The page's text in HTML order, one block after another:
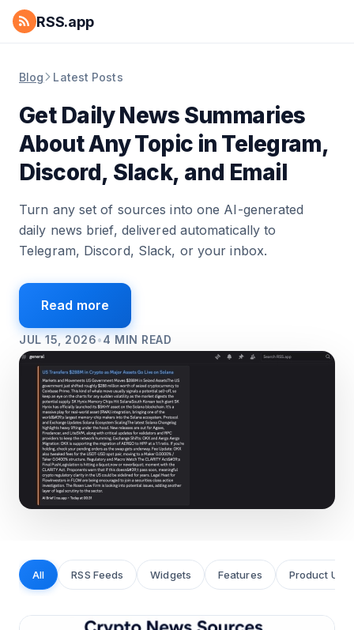
RSS.app
Blog Latest Posts
Get Daily News Summaries
About Any Topic in Telegram,
Discord, Slack, and Email
Turn any set of sources into one AI-generated
daily news brief, delivered automatically to
Telegram, Discord, Slack, or your inbox.
Read more
JUL 15, 2026•4 MIN READ
All RSS Feeds Widgets Features Product